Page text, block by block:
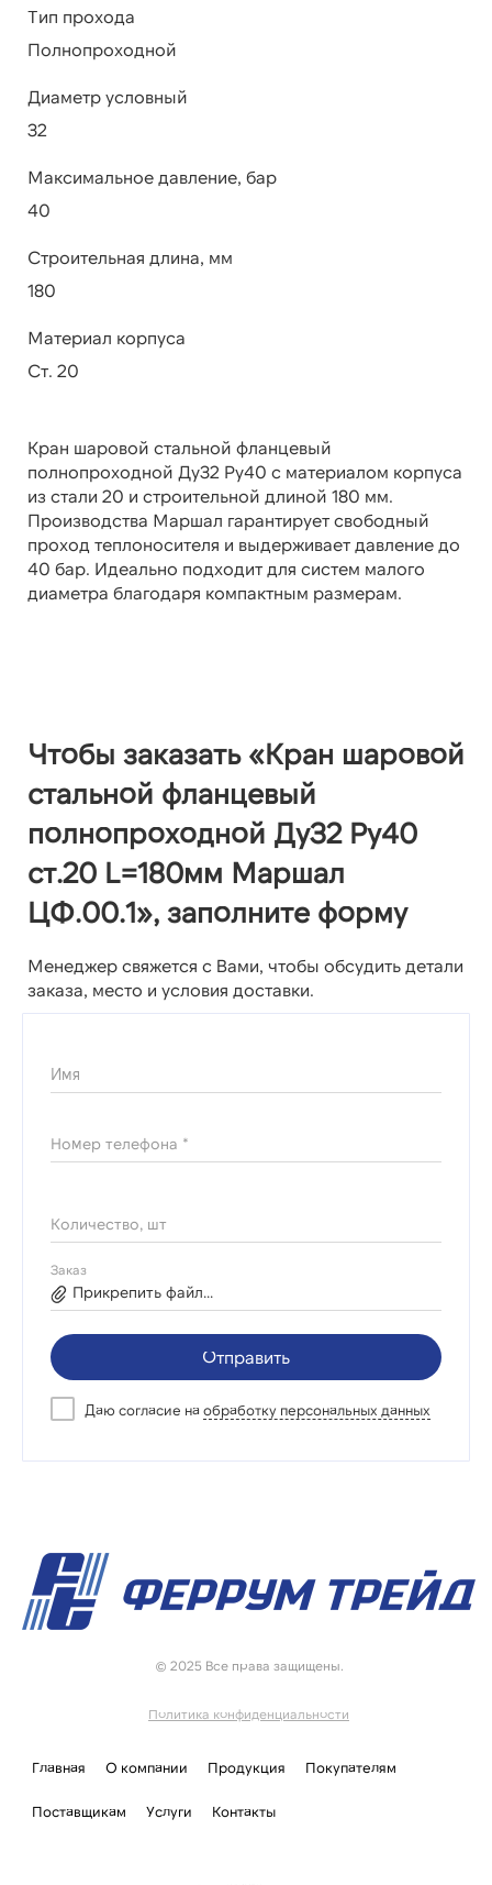
Тип прохода
Полнопроходной
Диаметр условный
32
Максимальное давление, бар
40
Строительная длина, мм
180
Материал корпуса
Ст. 20
Кран шаровой стальной фланцевый
полнопроходной Ду32 Ру40 с материалом корпуса
из стали 20 и строительной длиной 180 мм.
Производства Маршал гарантирует свободный
проход теплоносителя и выдерживает давление до
40 бар. Идеально подходит для систем малого
диаметра благодаря компактным размерам.
Чтобы заказать «Кран шаровой
стальной фланцевый
полнопроходной Ду32 Ру40
ст.20 L=180мм Маршал
ЦФ.00.1», заполните форму
Менеджер свяжется с Вами, чтобы обсудить детали
заказа, место и условия доставки.
Имя
Номер телефона *
Количество, шт
Заказ
Прикрепить файл...
Отправить
Даю согласие на обработку персональных данных
© 2025 Все права защищены.
Политика конфиденциальности
Главная О компании Продукция Покупателям
Поставщикам Услуги Контакты